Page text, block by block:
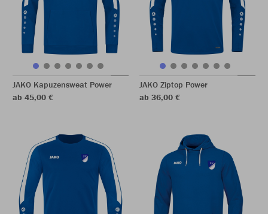
JAKO Kapuzensweat Power
ab 45,00 €
JAKO Ziptop Power
ab 36,00 €